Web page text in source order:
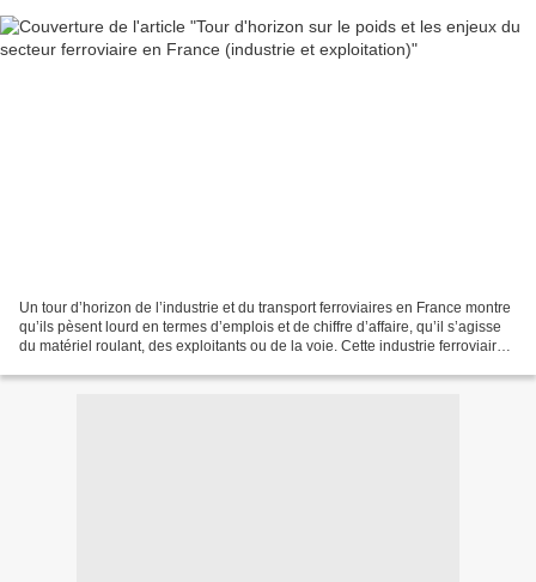
Un tour d’horizon de l’industrie et du transport ferroviaires en France montre
qu’ils pèsent lourd en termes d’emplois et de chiffre d’affaire, qu’il s’agisse
du matériel roulant, des exploitants ou de la voie. Cette industrie ferroviaire